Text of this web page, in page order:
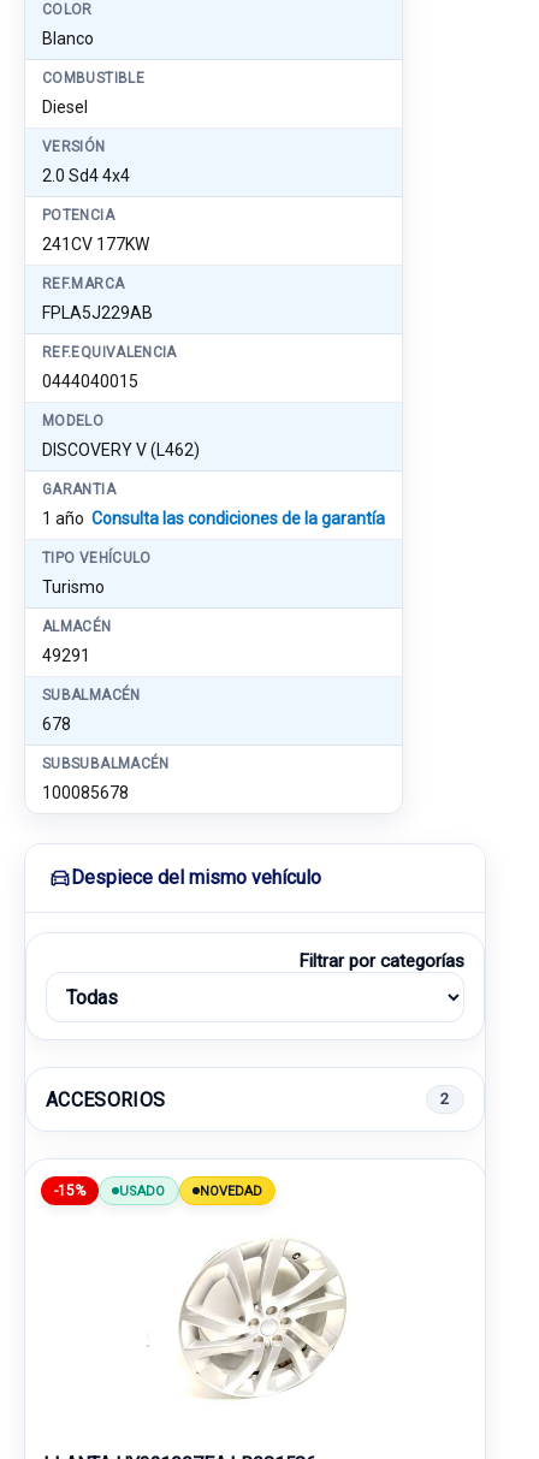
COLOR
Blanco
COMBUSTIBLE
Diesel
VERSIÓN
2.0 Sd4 4x4
POTENCIA
241CV 177KW
REF.MARCA
FPLA5J229AB
REF.EQUIVALENCIA
0444040015
MODELO
DISCOVERY V (L462)
GARANTIA
1 año Consulta las condiciones de la garantía
TIPO VEHÍCULO
Turismo
ALMACÉN
49291
SUBALMACÉN
678
SUBSUBALMACÉN
100085678
Despiece del mismo vehículo
Filtrar por categorías
ACCESORIOS 2
-15% USADO NOVEDAD